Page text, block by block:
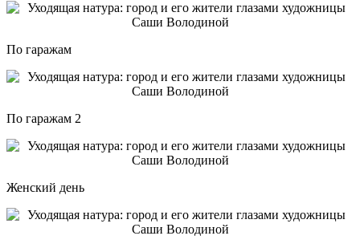
По гаражам
По гаражам 2
Женский день